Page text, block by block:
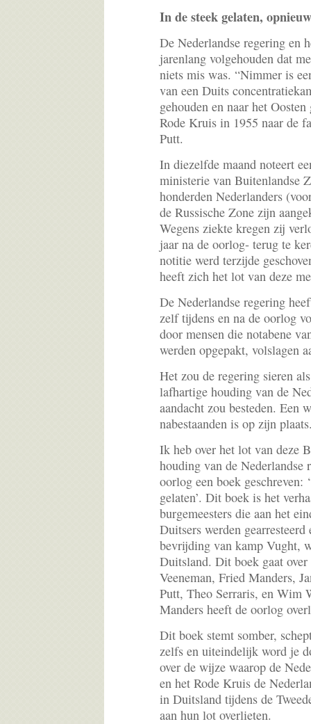
In de steek gelaten,
De Nederlandse regering en
jarenlang volgehouden dat
niets mis was. “Nimmer is
van een Duits
gehouden en naar het
Rode Kruis in 1955 naar de
Putt.
In diezelfde maand noteert
ministerie van Buitenlandse
honderden Nederlanders
de Russische Zone zijn
Wegens ziekte kregen zij
jaar na de oorlog- terug te
notitie werd terzijde
heeft zich het lot van deze
De Nederlandse regering
zelf tijdens en na de oorlog
door mensen die notabene
werden opgepakt, volslagen
Het zou de regering sieren
lafhartige houding van de
aandacht zou besteden. Een
nabestaanden is op zijn
Ik heb over het lot van deze
houding van de Nederlandse
oorlog een boek geschreven:
gelaten’. Dit boek is het
burgemeesters die aan het
Duitsers werden
bevrijding van kamp Vught,
Duitsland. Dit boek gaat
Veeneman, Fried Manders,
Putt, Theo Serraris, en Wim
Manders heeft de oorlog
Dit boek stemt somber,
zelfs en uiteindelijk word je
over de wijze waarop de
en het Rode Kruis de
in Duitsland tijdens de
aan hun lot overlieten.